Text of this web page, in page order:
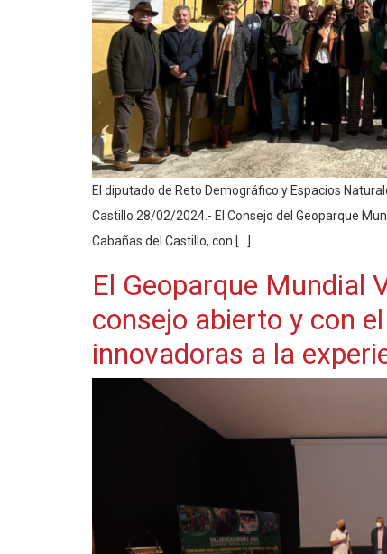
El diputado de Reto Demográfico y Espacios
Castillo 28/02/2024.- El Consejo del Geoparque
Cabañas del Castillo, con […]
El Geoparque Mundial
consejo abierto y con
innovadoras a la